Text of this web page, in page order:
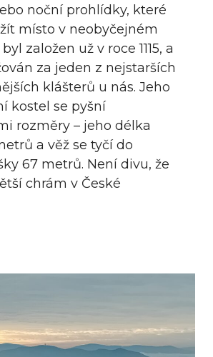
noční prohlídky, které
místo v neobyčejném
založen už v roce 1115, a
za jeden z nejstarších
klášterů u nás. Jeho
kostel se pyšní
rozměry – jeho délka
a věž se tyčí do
67 metrů. Není divu, že
chrám v České